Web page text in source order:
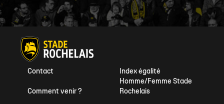
Index égalité
Homme/Femme Stade
Rochelais
Contact
Comment venir ?